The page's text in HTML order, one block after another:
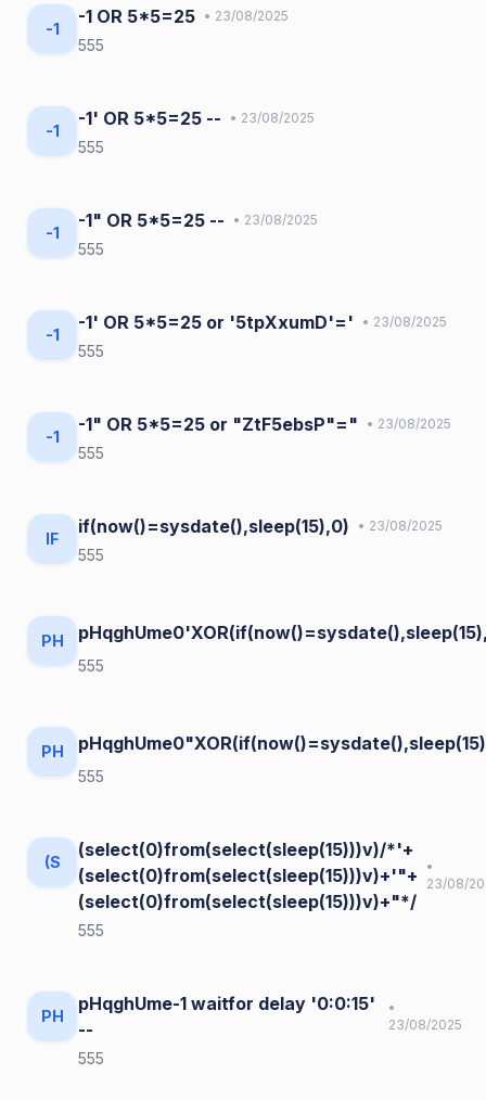
-1
-1 OR 5*5=25 • 23/08/2025
555
-1
-1' OR 5*5=25 -- • 23/08/2025
555
-1
-1" OR 5*5=25 -- • 23/08/2025
555
-1
-1' OR 5*5=25 or '5tpXxumD'=' • 23/08/2025
555
-1
-1" OR 5*5=25 or "ZtF5ebsP"=" • 23/08/2025
555
IF
if(now()=sysdate(),sleep(15),0) • 23/08/2025
555
PH
555
PH
555
(S
(select(0)from(select(sleep(15)))v)/*'+
(select(0)from(select(sleep(15)))v)+'"+
(select(0)from(select(sleep(15)))v)+"*/
•
23/08/
555
PH
pHqghUme-1 waitfor delay '0:0:15'
--
•
23/08/2025
555